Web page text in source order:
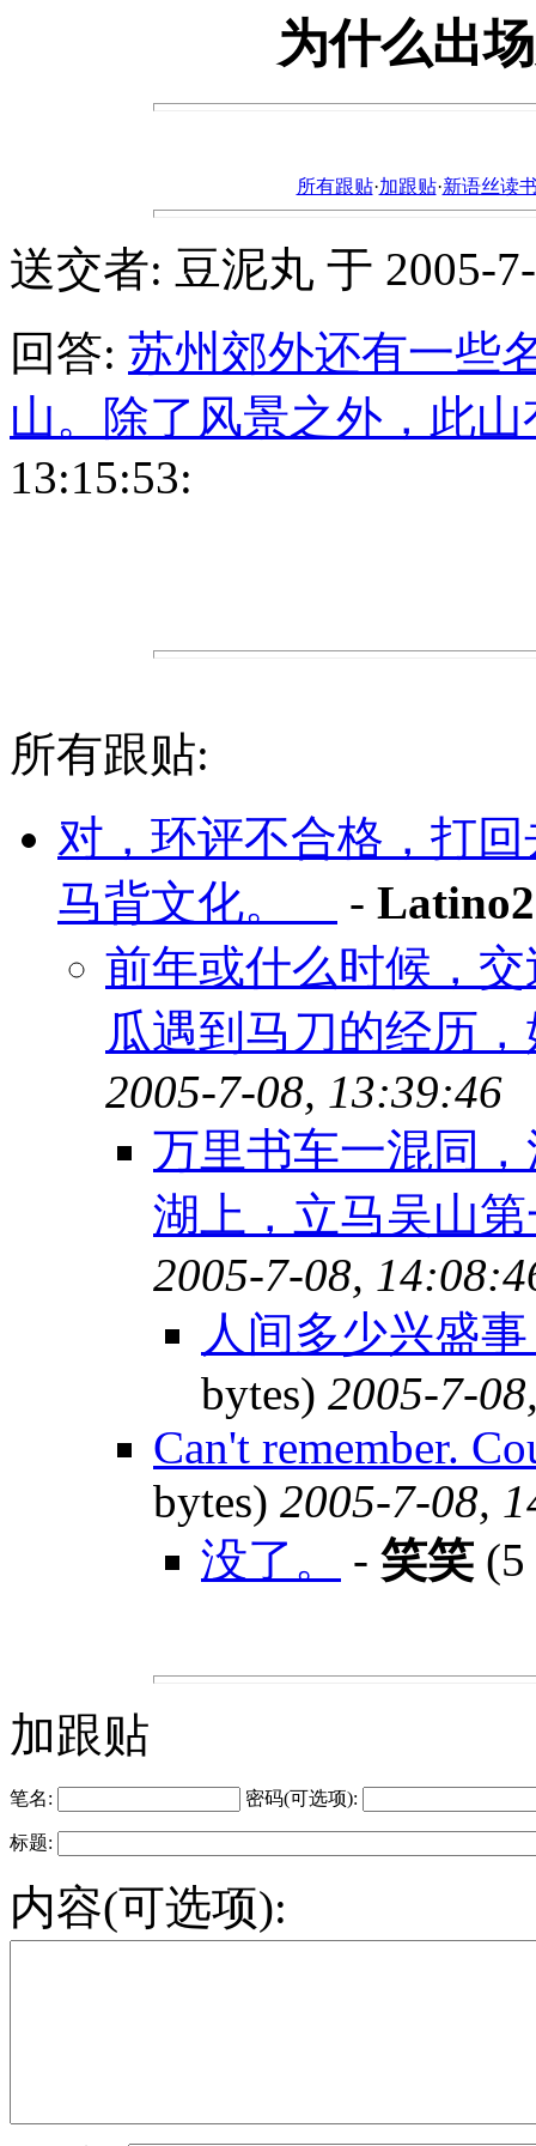
为什么出
所有跟贴·加跟贴·新语丝读
送交者: 豆泥丸 于 2005-
回答: 苏州郊外还有一些
山。除了风景之外，此山
13:15:53:
所有跟贴:
对，环评不合格，打
马背文化。
- Latino2
前年或什么时候，
瓜遇到马刀的经历
2005-7-08, 13:39:46
万里书车一混同
湖上，立马吴山
2005-7-08,
人间多少兴盛
bytes) 2005-7-
Can't remember.
bytes) 2005-7-08,
没了。
- 笑笑
加跟贴
笔名: 密码(可选项):
标题:
内容(可选项):